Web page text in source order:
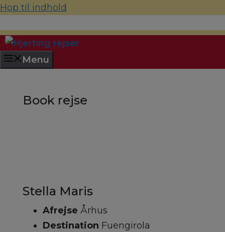
Hop til indhold
Menu
Book rejse
Stella Maris
Afrejse Århus
Destination Fuengirola